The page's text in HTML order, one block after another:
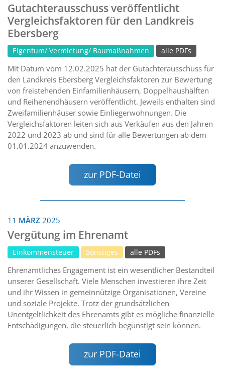
Gutachterausschuss veröffentlicht
Vergleichsfaktoren für den Landkreis
Ebersberg
Eigentum/ Vermietung/ Baumaßnahmen alle PDFs
Mit Datum vom 12.02.2025 hat der Gutachterausschuss für
den Landkreis Ebersberg Vergleichsfaktoren zur Bewertung
von freistehenden Einfamilienhäusern, Doppelhaushälften
und Reihenendhäusern veröffentlicht. Jeweils enthalten sind
Zweifamilienhäuser sowie Einliegerwohnungen. Die
Vergleichsfaktoren leiten sich aus Verkäufen aus den Jahren
2022 und 2023 ab und sind für alle Bewertungen ab dem
01.01.2024 anzuwenden.
zur PDF-Datei
11 MÄRZ 2025
Vergütung im Ehrenamt
Einkommensteuer Sonstiges alle PDFs
Ehrenamtliches Engagement ist ein wesentlicher Bestandteil
unserer Gesellschaft. Viele Menschen investieren ihre Zeit
und ihr Wissen in gemeinnützige Organisationen, Vereine
und soziale Projekte. Trotz der grundsätzlichen
Unentgeltlichkeit des Ehrenamts gibt es mögliche finanzielle
Entschädigungen, die steuerlich begünstigt sein können.
zur PDF-Datei